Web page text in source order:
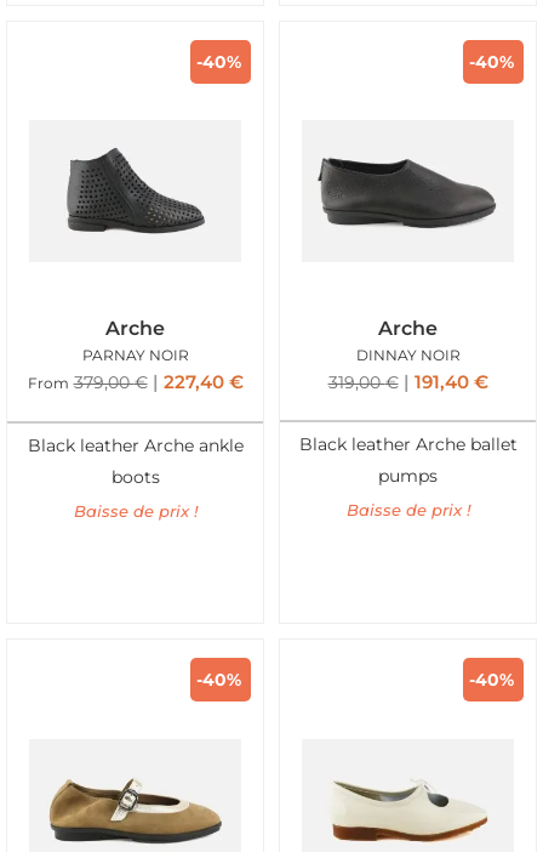
-40%
Arche
PARNAY NOIR
From 379,00€ 227,40 €
Black leather Arche ankle
boots
Baisse de prix !
-40%
Arche
DINNAY NOIR
319,00€ 191,40 €
Black leather Arche ballet
pumps
Baisse de prix !
-40% -40%